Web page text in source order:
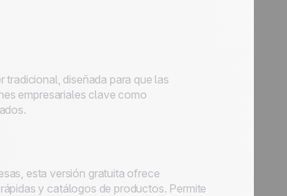
diseñada para que las
empresariales clave como
esta versión gratuita ofrece
y catálogos de productos. Permite